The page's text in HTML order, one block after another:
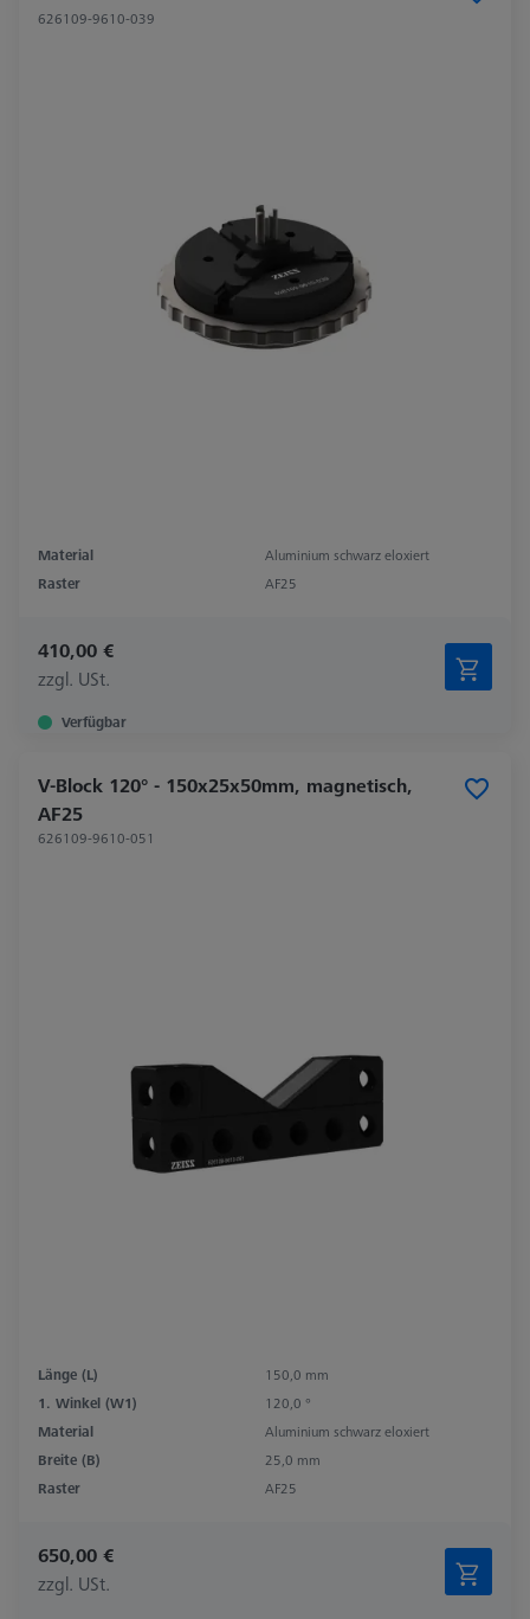
626109-9610-039
Material
Aluminium schwarz eloxiert
Raster
AF25
410,00 €
zzgl. USt.
Verfügbar
V-Block 120° - 150x25x50mm, magnetisch,
AF25
626109-9610-051
Länge (L)
150,0 mm
1. Winkel (W1)
120,0 °
Material
Aluminium schwarz eloxiert
Breite (B)
25,0 mm
Raster
AF25
650,00 €
zzgl. USt.